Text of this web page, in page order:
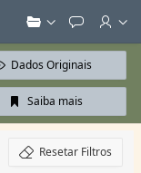
Dados Originais
Saiba mais
Resetar Filtros